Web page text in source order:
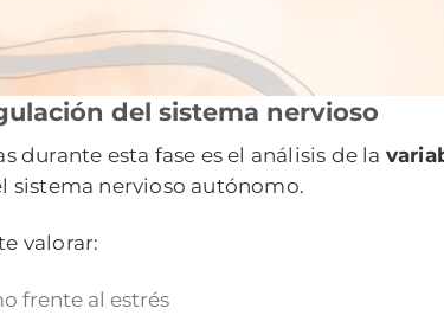
del sistema nervioso
durante esta fase es el análisis de la
sistema nervioso autónomo.
valorar:
frente al estrés